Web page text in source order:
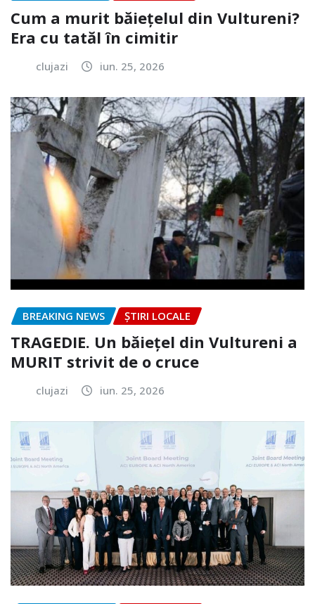
Cum a murit băiețelul din Vultureni?
Era cu tatăl în cimitir
clujazi iun. 25, 2026
BREAKING NEWS ȘTIRI LOCALE
TRAGEDIE. Un băiețel din Vultureni a
MURIT strivit de o cruce
clujazi iun. 25, 2026